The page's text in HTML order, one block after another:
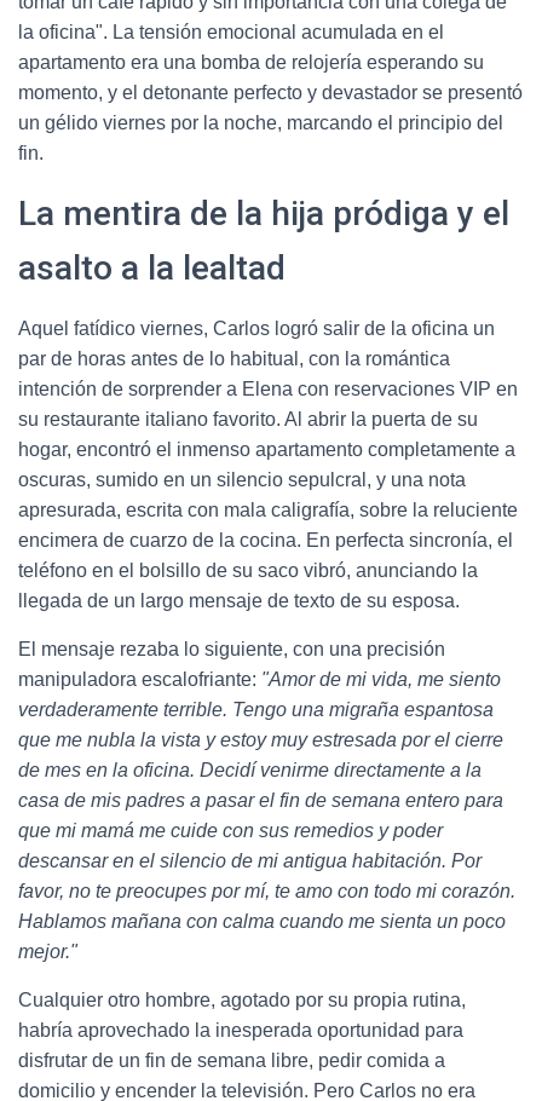
la oficina". La tensión emocional acumulada en el
apartamento era una bomba de relojería esperando su
momento, y el detonante perfecto y devastador se presentó
un gélido viernes por la noche, marcando el principio del
fin.
La mentira de la hija pródiga y el
asalto a la lealtad
Aquel fatídico viernes, Carlos logró salir de la oficina un
par de horas antes de lo habitual, con la romántica
intención de sorprender a Elena con reservaciones VIP en
su restaurante italiano favorito. Al abrir la puerta de su
hogar, encontró el inmenso apartamento completamente a
oscuras, sumido en un silencio sepulcral, y una nota
apresurada, escrita con mala caligrafía, sobre la reluciente
encimera de cuarzo de la cocina. En perfecta sincronía, el
teléfono en el bolsillo de su saco vibró, anunciando la
llegada de un largo mensaje de texto de su esposa.
El mensaje rezaba lo siguiente, con una precisión
manipuladora escalofriante: "Amor de mi vida, me siento
verdaderamente terrible. Tengo una migraña espantosa
que me nubla la vista y estoy muy estresada por el cierre
de mes en la oficina. Decidí venirme directamente a la
casa de mis padres a pasar el fin de semana entero para
que mi mamá me cuide con sus remedios y poder
descansar en el silencio de mi antigua habitación. Por
favor, no te preocupes por mí, te amo con todo mi corazón.
Hablamos mañana con calma cuando me sienta un poco
mejor."
Cualquier otro hombre, agotado por su propia rutina,
habría aprovechado la inesperada oportunidad para
disfrutar de un fin de semana libre, pedir comida a
domicilio y encender la televisión. Pero Carlos no era